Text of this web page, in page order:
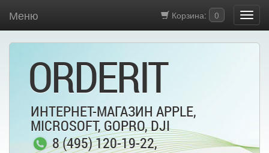
Корзина: 0
Меню
ORDERIT
ИНТЕРНЕТ-МАГАЗИН APPLE,
MICROSOFT, GOPRO, DJI
8 (495) 120-19-22,